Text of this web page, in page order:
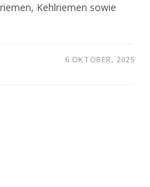
Kehlriemen sowie
6 OKTOBER, 2025